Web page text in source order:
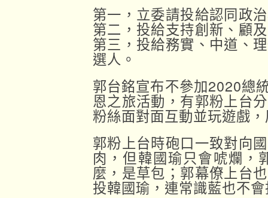
第一，立委請投給認同政
第二，投給支持創新、顧
第三，投給務實、中道、
選人。
郭台銘宣布不參加2020總
恩之旅活動，有郭粉上台
粉絲面對面互動並玩遊戲
郭粉上台時砲口一致對向
肉，但韓國瑜只會唬爛，
麼，是草包；郭幕僚上台
投韓國瑜，連常識藍也不